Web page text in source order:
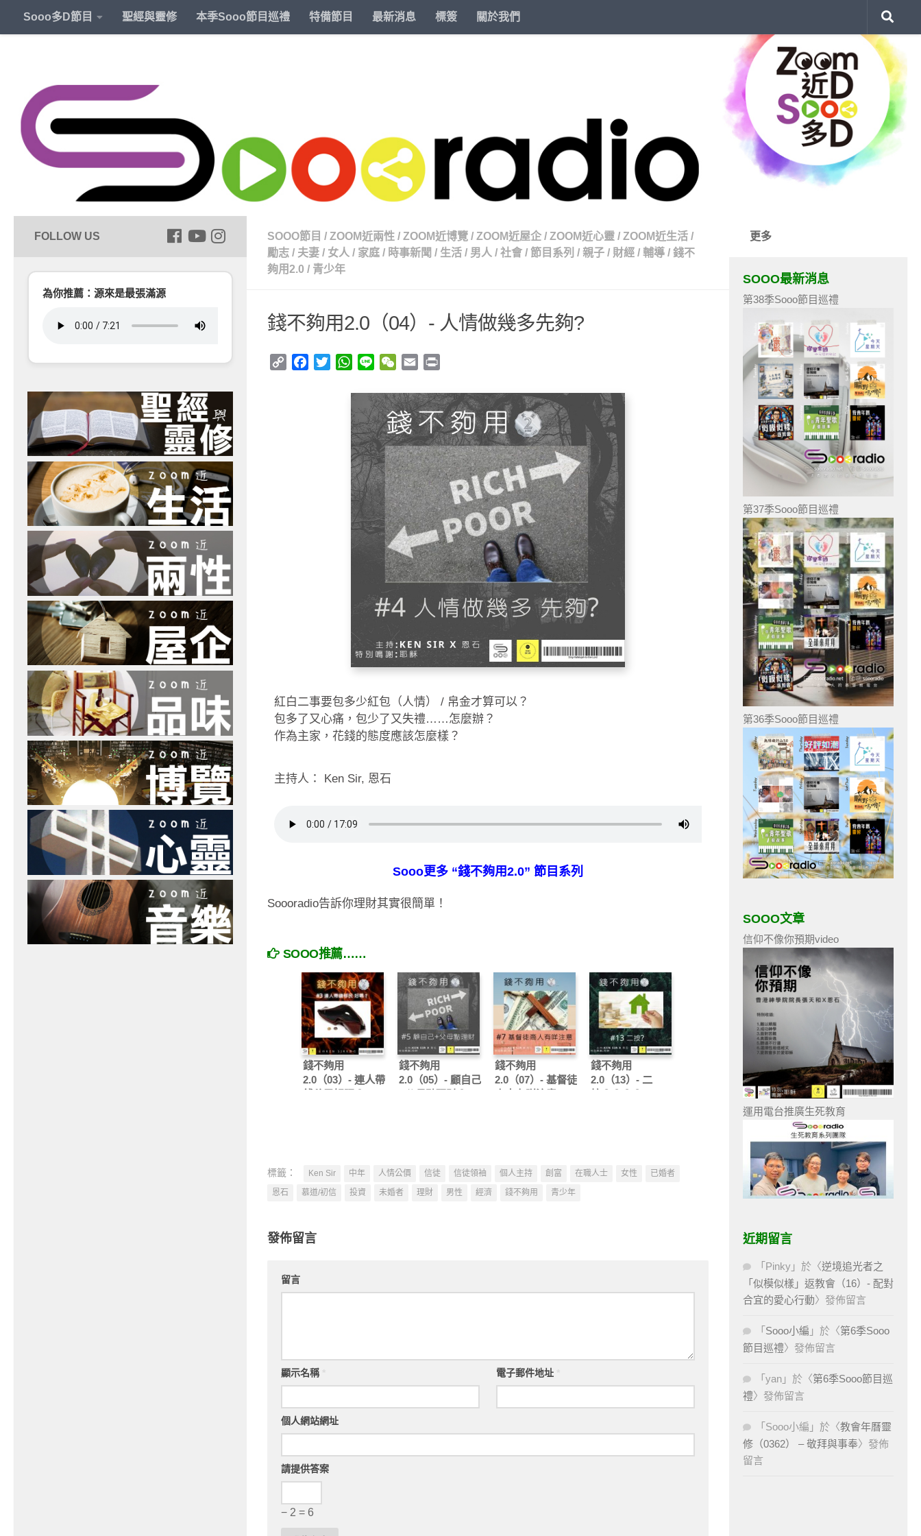
Sooo多D節目 聖經與靈修 本季Sooo節目巡禮 特備節目 最新消息 標簽 關於我們
SOOO節目 / ZOOM近兩性 / ZOOM近博覽 / ZOOM近屋企 / ZOOM近心靈 / ZOOM近生活 /
勵志 / 夫妻 / 女人 / 家庭 / 時事新聞 / 生活 / 男人 / 社會 / 節目系列 / 親子 / 財經 / 輔導 / 錢不
夠用2.0 / 青少年
錢不夠用2.0（04）- 人情做幾多先夠?
Copy
Facebook
TwitterWhatsApp
Line WeChat
Email
紅白二事要包多少紅包（人情） / 帛金才算可以？
包多了又心痛，包少了又失禮……怎麼辦？
作為主家，花錢的態度應該怎麼樣？
主持人： Ken Sir, 恩石
Sooo更多 “錢不夠用2.0” 節目系列
Soooradio告訴你理財其實很簡單！
SOOO推薦……
錢不夠用
2.0（03）- 連人帶
錢不夠用
2.0（05）- 顧自己
錢不夠用
2.0（07）- 基督徒
錢不夠用
2.0（13）- 二
標籤： Ken Sir 中年 人情公價 信徒 信徒領袖 個人主持 創富 在職人士 女性
已婚者
恩石
慕道/初信 投資 未婚者 理財 男性 經濟 錢不夠用 青少年
發佈留言
留言
顯示名稱 電子郵件地址
個人網站網址
請提供答案
− 2 = 6
為你推薦：源來是最張滿源
更多
SOOO最新消息
第38季Sooo節目巡禮
第37季Sooo節目巡禮
第36季Sooo節目巡禮
SOOO文章
信仰不像你預期video
運用電台推廣生死教育
近期留言
「 Pinky 」於〈逆境追光者之
「似模似樣」返教會（16）- 配對
合宜的愛心行動〉發佈留言
「 Sooo小編 」於〈第6季Sooo
節目巡禮〉發佈留言
「 yan 」於〈第6季Sooo節目巡
禮〉發佈留言
「 Sooo小編 」於〈教會年曆靈
修（0362） – 敬拜與事奉〉發佈
留言